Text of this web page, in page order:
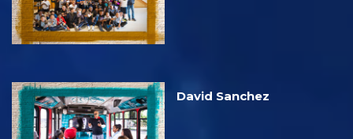
David Sanchez